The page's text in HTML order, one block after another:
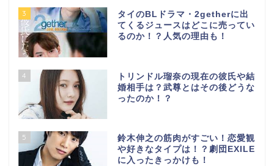
3
タイのBLドラマ・2getherに出
てくるジュースはどこに売ってい
るのか！？人気の理由も！
4
トリンドル瑠奈の現在の彼氏や結
婚相手は？武尊とはその後どうな
ったのか！？
5
鈴木伸之の筋肉がすごい！恋愛観
や好きなタイプは！？劇団EXILE
に入ったきっかけも！